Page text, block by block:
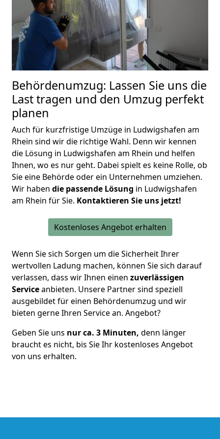
Behördenumzug: Lassen Sie uns die
Last tragen und den Umzug perfekt
planen
Auch für kurzfristige Umzüge in Ludwigshafen am
Rhein sind wir die richtige Wahl. Denn wir kennen
die Lösung in Ludwigshafen am Rhein und helfen
Ihnen, wo es nur geht. Dabei spielt es keine Rolle, ob
Sie eine Behörde oder ein Unternehmen umziehen.
Wir haben die passende Lösung in Ludwigshafen
am Rhein für Sie. Kontaktieren Sie uns jetzt!
Kostenloses Angebot erhalten
Wenn Sie sich Sorgen um die Sicherheit Ihrer
wertvollen Ladung machen, können Sie sich darauf
verlassen, dass wir Ihnen einen zuverlässigen
Serviceanbieten. Unsere Partner sind speziell
ausgebildet für einen Behördenumzug und wir
bieten gerne Ihren Service an. Angebot?
Geben Sie uns nur ca. 3 Minuten, denn länger
braucht es nicht, bis Sie Ihr kostenloses Angebot
von uns erhalten.